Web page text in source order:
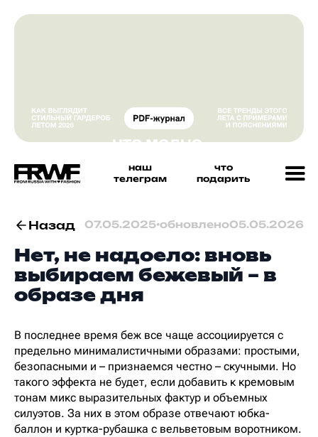
наш
телеграм
что
подарить
Назад 07.05.2025•обновлено05.05.2026
Нет, не надоело: вновь
выбираем бежевый – в
образе дня
В последнее время беж все чаще ассоциируется с
предельно минималистичными образами: простыми,
безопасными и – признаемся честно – скучными. Но
такого эффекта не будет, если добавить к кремовым
тонам микс выразительных фактур и объемных
силуэтов. За них в этом образе отвечают юбка-
баллон и куртка-рубашка с вельветовым воротником.